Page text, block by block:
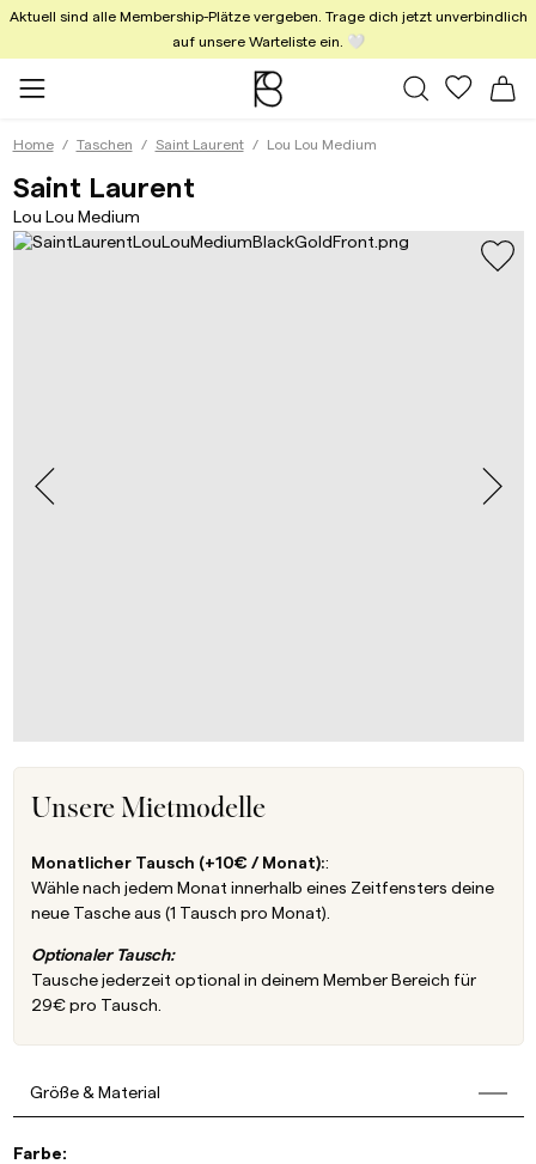
Aktuell sind alle Membership-Plätze vergeben. Trage dich jetzt unverbindlich
auf unsere Warteliste ein. 🤍
Alle Taschen
Meine
Home Taschen Saint Laurent Lou Lou Medium
Saint LaurentLou Lou Medium Black/
Lou Lou Medium
Unsere Mietmodelle
Monatlicher Tausch (+10€ / Monat)::
Wähle nach jedem Monat innerhalb eines Zeitfensters deine
neue Tasche aus (1 Tausch pro Monat).
Optionaler Tausch:
Tausche jederzeit optional in deinem Member Bereich für
29€ pro Tausch.
Größe & Material
Farbe: